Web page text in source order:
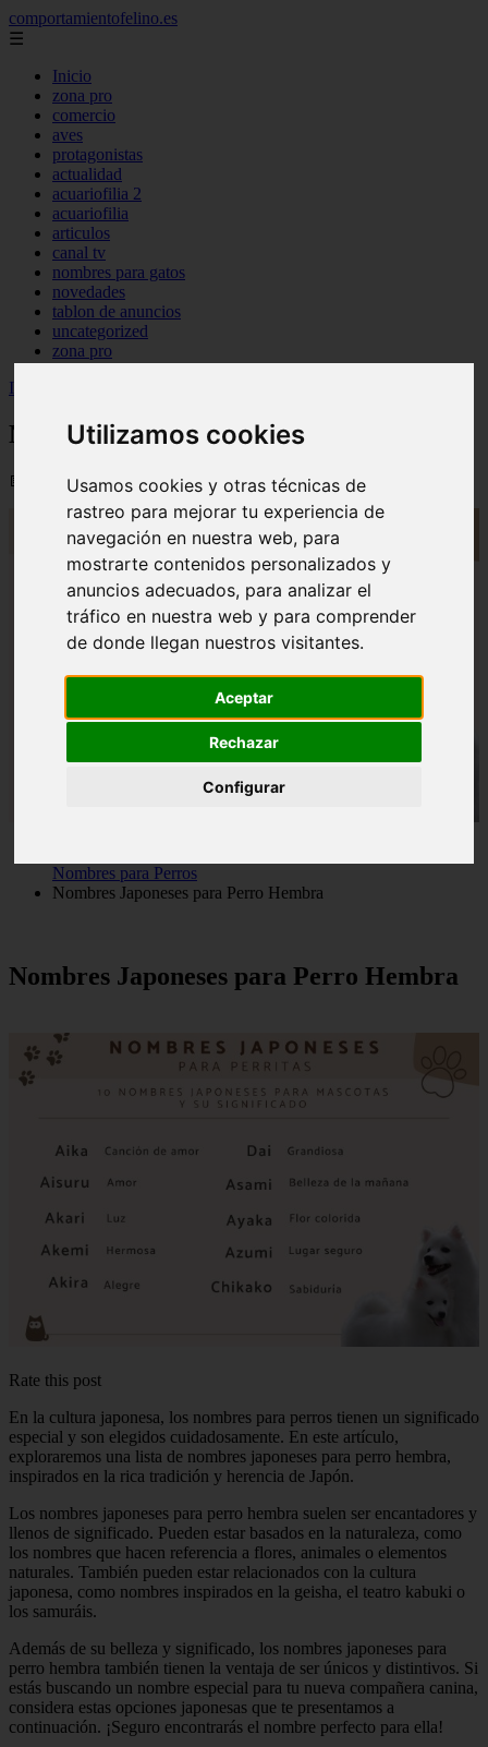
Utilizamos cookies
Usamos cookies y otras técnicas de
rastreo para mejorar tu experiencia de
navegación en nuestra web, para
mostrarte contenidos personalizados y
anuncios adecuados, para analizar el
tráfico en nuestra web y para comprender
de donde llegan nuestros visitantes.
Aceptar
Rechazar
Configurar
comportamientofelino.es
☰
Inicio
zona pro
comercio
aves
protagonistas
actualidad
acuariofilia 2
acuariofilia
articulos
canal tv
nombres para gatos
novedades
tablon de anuncios
uncategorized
zona pro
Inicio
Nombres Japoneses para Perro Hembra
📅 12/06/2025
Nombres para Perros
Nombres Japoneses para Perro Hembra
Nombres Japoneses para Perro Hembra
Rate this post
En la cultura japonesa, los nombres para perros tienen un significado
especial y son elegidos cuidadosamente. En este artículo,
exploraremos una lista de nombres japoneses para perro hembra,
inspirados en la rica tradición y herencia de Japón.
Los nombres japoneses para perro hembra suelen ser encantadores y
llenos de significado. Pueden estar basados en la naturaleza, como
los nombres que hacen referencia a flores, animales o elementos
naturales. También pueden estar relacionados con la cultura
japonesa, como nombres inspirados en la geisha, el teatro kabuki o
los samuráis.
Además de su belleza y significado, los nombres japoneses para
perro hembra también tienen la ventaja de ser únicos y distintivos. Si
estás buscando un nombre especial para tu nueva compañera canina,
considera estas opciones japonesas que te presentamos a
continuación. ¡Seguro encontrarás el nombre perfecto para ella!